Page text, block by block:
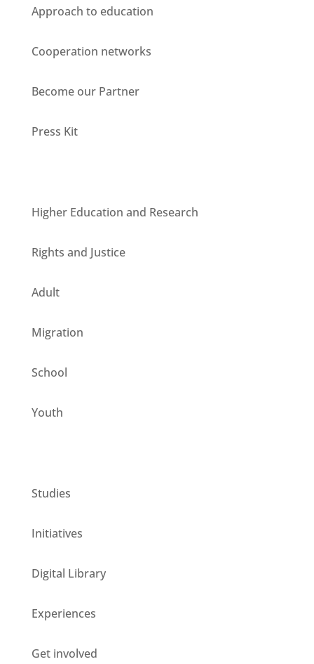
Approach to education
Cooperation networks
Become our Partner
Press Kit
Higher Education and Research
Rights and Justice
Adult
Migration
School
Youth
Studies
Initiatives
Digital Library
Experiences
Get involved